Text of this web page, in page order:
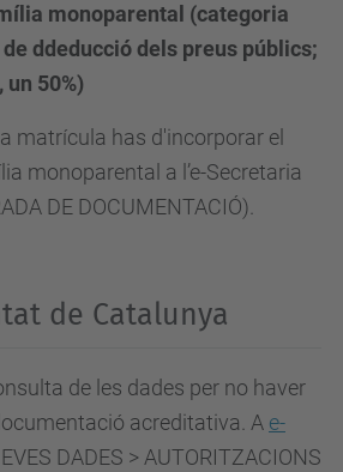
monoparental (categoria
ddeducció dels preus públics;
50%)
matrícula has d'incorporar el
monoparental a l’e-Secretaria
DE DOCUMENTACIÓ).
de Catalunya
de les dades per no haver
acreditativa. A e-
DADES > AUTORITZACIONS